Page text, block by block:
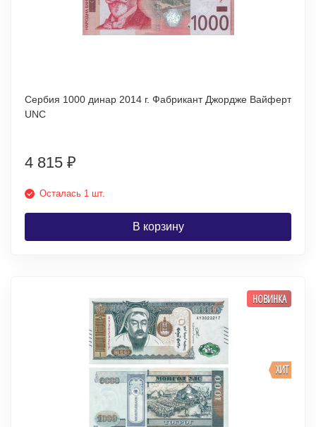
Сербия 1000 динар 2014 г. Фабрикант Джордже Вайферт
UNC
4 815 ₽
Осталась 1 шт.
В корзину
ХИТ
НОВИНКА